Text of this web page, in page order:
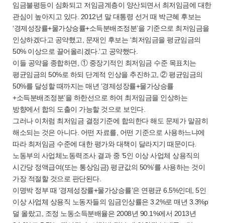
임금불평등이 심화되고 저임금계층이 양산되면서 최저임금에 대한
관심이 높아지고 있다. 2012년 말 대통령 선거 때 박근혜 후보는
‘경제성장률+물가상승률+소득분배조정분’을 기준으로 최저임금을
인상하겠다고 공약했고, 문재인 후보는 ‘최저임금을 평균임금의
50% 이상으로 끌어올리겠다.’고 공약했다.
이들 공약을 종합하면, ① 중장기적인 최저임금 수준 목표치는
평균임금의 50%로 하되 단계적 인상을 추진하고, ② 평균임금의
50%를 달성할 때까지는 매년 ‘경제성장률+물가상승률
+소득분배조정분’을 하한선으로 하여 최저임금을 인상하는
방향에서 합의 도출이 가능할 것으로 보인다.
그러나 이처럼 최저임금 결정기준에 합의한다 해도 문제가 말끔히
해소되는 것은 아니다. 어떤 자료를, 어떤 기준으로 사용하느냐에
따라 최저임금 수준에 대한 평가와 대책이 달라지기 때문이다.
노동부의 사업체노동력조사 결과 중 ‘5인 이상 사업체 상용직의
시간당 정액급여(또는 통상임금) 평균값의 50%’를 사용하는 것이
가장 적절할 것으로 판단된다.
이명박 정부 때 ‘경제성장률+물가상승률’은 연평균 6.5%인데, 5인
이상 사업체 상용직 노동자들의 임금인상률은 3.2%로 매년 3.3%p
덜 올랐고, 조정 노동소득분배율은 2008년 90.1%에서 2013년